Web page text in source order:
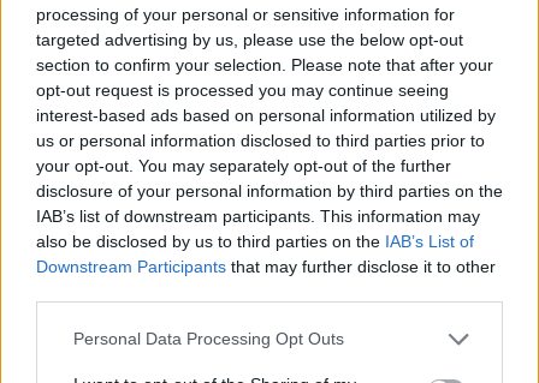
processing of your personal or sensitive information for
targeted advertising by us, please use the below opt-out
section to confirm your selection. Please note that after your
opt-out request is processed you may continue seeing
interest-based ads based on personal information utilized by
us or personal information disclosed to third parties prior to
your opt-out. You may separately opt-out of the further
disclosure of your personal information by third parties on the
IAB’s list of downstream participants. This information may
also be disclosed by us to third parties on the IAB’s List of
Downstream Participants that may further disclose it to other
Personal Data Processing Opt Outs
Energetikos viceministras Gabrielius Gorbačevskis
paaiškino, kad Europa pati nepasigamina pakankamai
dyzelino – apie penktadalį jo poreikio būdavo
importuojama iš Artimųjų Rytų.
Prasidėjus konfliktui šiame regione, pasiūlos
trūkumas ir riboti perdirbimo pajėgumai Europoje
išpūtė kainas labiau, nei kilo žaliavinės naftos